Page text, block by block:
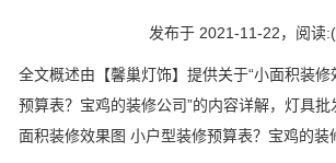
发布于 2021-11-22， 阅读
全文概述由【馨巢灯饰】提供关于“小面积装
预算表？宝鸡的装修公司”的内容详解，灯具
面积装修效果图 小户型装修预算表？宝鸡的装